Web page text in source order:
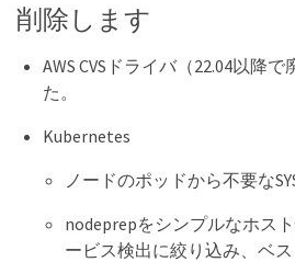
削除します
AWS CVSドライバ（22.04以降
た。
Kubernetes
ノードのポッドから不要な
nodeprepをシンプルなホス
ービス検出に絞り込み、ベ